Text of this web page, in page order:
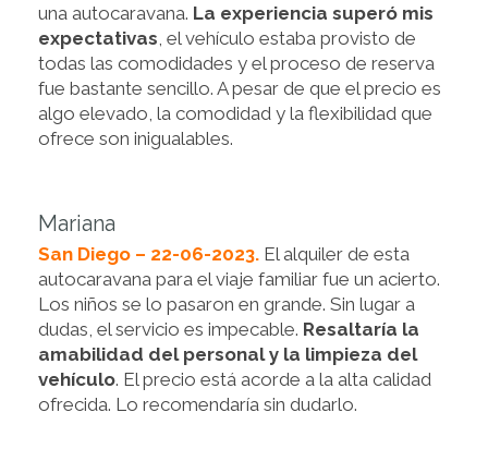
una autocaravana. La experiencia superó mis
expectativas , el vehículo estaba provisto de
todas las comodidades y el proceso de reserva
fue bastante sencillo. A pesar de que el precio es
algo elevado, la comodidad y la flexibilidad que
ofrece son inigualables.
Mariana
San Diego – 22-06-2023. El alquiler de esta
autocaravana para el viaje familiar fue un acierto.
Los niños se lo pasaron en grande. Sin lugar a
dudas, el servicio es impecable. Resaltaría la
amabilidad del personal y la limpieza del
vehículo. El precio está acorde a la alta calidad
ofrecida. Lo recomendaría sin dudarlo.